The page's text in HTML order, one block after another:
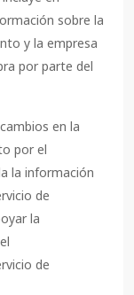
sobre la
y la empresa
por parte del
en la
por el
la información
de
la
de